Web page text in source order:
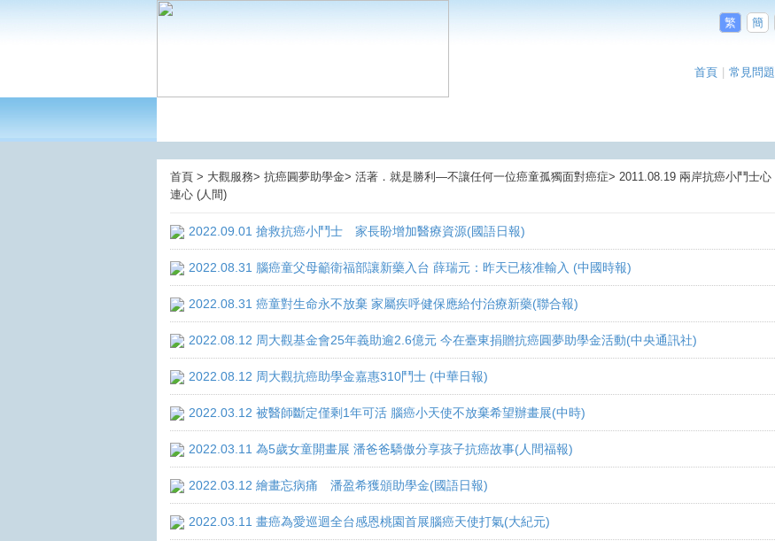
繁 簡
首頁 常見問題
首頁 > 大觀服務> 抗癌圓夢助學金> 活著．就是勝利—不讓任何一位癌童孤獨面對癌症> 2011.08.19 兩岸抗癌小鬥士心
連心 (人間)
2022.09.01 搶救抗癌小鬥士 家長盼增加醫療資源(國語日報)
2022.08.31 腦癌童父母籲衛福部讓新藥入台 薛瑞元：昨天已核准輸入 (中國時報)
2022.08.31 癌童對生命永不放棄 家屬疾呼健保應給付治療新藥(聯合報)
2022.08.12 周大觀基金會25年義助逾2.6億元 今在臺東捐贈抗癌圓夢助學金活動(中央通訊社)
2022.08.12 周大觀抗癌助學金嘉惠310鬥士 (中華日報)
2022.03.12 被醫師斷定僅剩1年可活 腦癌小天使不放棄希望辦畫展(中時)
2022.03.11 為5歲女童開畫展 潘爸爸驕傲分享孩子抗癌故事(人間福報)
2022.03.12 繪畫忘病痛 潘盈希獲頒助學金(國語日報)
2022.03.11 畫癌為愛巡迴全台感恩桃園首展腦癌天使打氣(大紀元)